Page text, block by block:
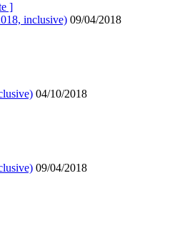
]
inclusive) 09/04/2018
04/10/2018
09/04/2018